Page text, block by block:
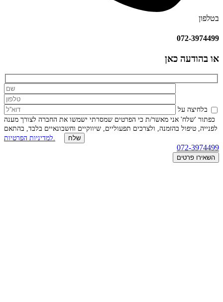
בטלפון
072-3974499
או בהודעה כאן
בלחיצה על
כפתור 'שלח' אני מאשר/ת כי הפרטים שמסרתי ישמשו את החברה לצורך מענה
לפנייה, טיפול בהזמנה, ולצרכים תפעוליים, שיווקיים וחשבונאיים בלבד, בהתאם
למדיניות הפרטיות.
072-3974499
השאירו פרטים